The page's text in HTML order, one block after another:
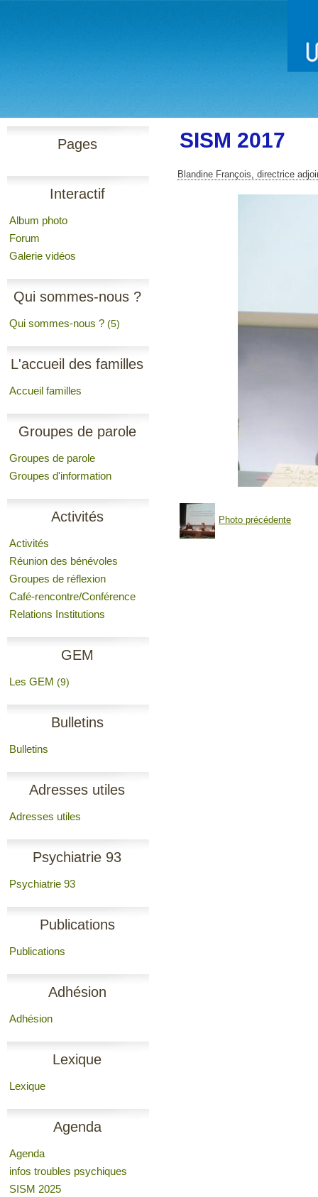
Pages
Interactif
Album photo
Forum
Galerie vidéos
Qui sommes-nous ?
Qui sommes-nous ? (5)
L'accueil des familles
Accueil familles
Groupes de parole
Groupes de parole
Groupes d'information
Activités
Activités
Réunion des bénévoles
Groupes de réflexion
Café-rencontre/Conférence
Relations Institutions
GEM
Les GEM (9)
Bulletins
Bulletins
Adresses utiles
Adresses utiles
Psychiatrie 93
Psychiatrie 93
Publications
Publications
Adhésion
Adhésion
Lexique
Lexique
Agenda
Agenda
infos troubles psychiques
SISM 2025
SISM 2017
Blandine François, directrice
Photo précédente